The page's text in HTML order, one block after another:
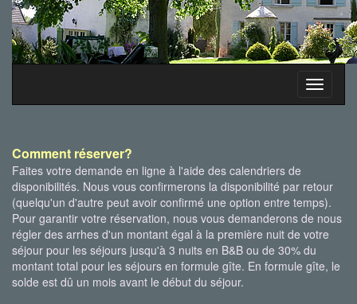
Toggle
Comment réserver?
Faites votre demande en ligne à l'aide des calendriers de
disponibilités. Nous vous confirmerons la disponibilité par retour
(quelqu'un d'autre peut avoir confirmé une option entre temps).
Pour garantir votre réservation, nous vous demanderons de nous
régler des arrhes d'un montant égal à la première nuit de votre
séjour pour les séjours jusqu'à 3 nuits en B&B ou de 30% du
montant total pour les séjours en formule gîte. En formule gîte, le
solde est dû un mois avant le début du séjour.